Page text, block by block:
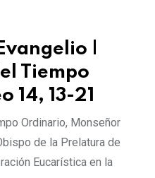
|
Tiempo
14, 13-21
Ordinario, Monseñor
de la Prelatura de
Eucarística en la